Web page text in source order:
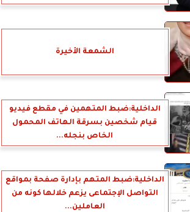
الشمعة الأخيرة
الداخلية:ضبط المتهمين في مقطع فيديو
قيام شخصين بسرقة الهاتف المحمول
الخاص بنجله...
الداخلية:ضبط المتهم بإدارة صفحة بمواقع
التواصل الإجتماعى يزعم خلالها كونه من
العاملين...